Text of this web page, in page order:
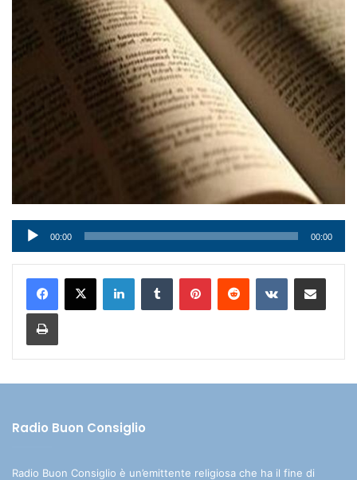
Audio
Player
00:00 00:00
Radio Buon Consiglio
Radio Buon Consiglio è un’emittente religiosa che ha il fine di